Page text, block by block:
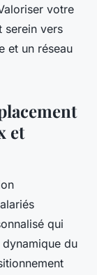
votre
serein vers
et un réseau
et
qui
du